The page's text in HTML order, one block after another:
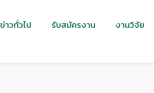
ข่าวทั่วไป รับสมัครงาน งานวิจัย